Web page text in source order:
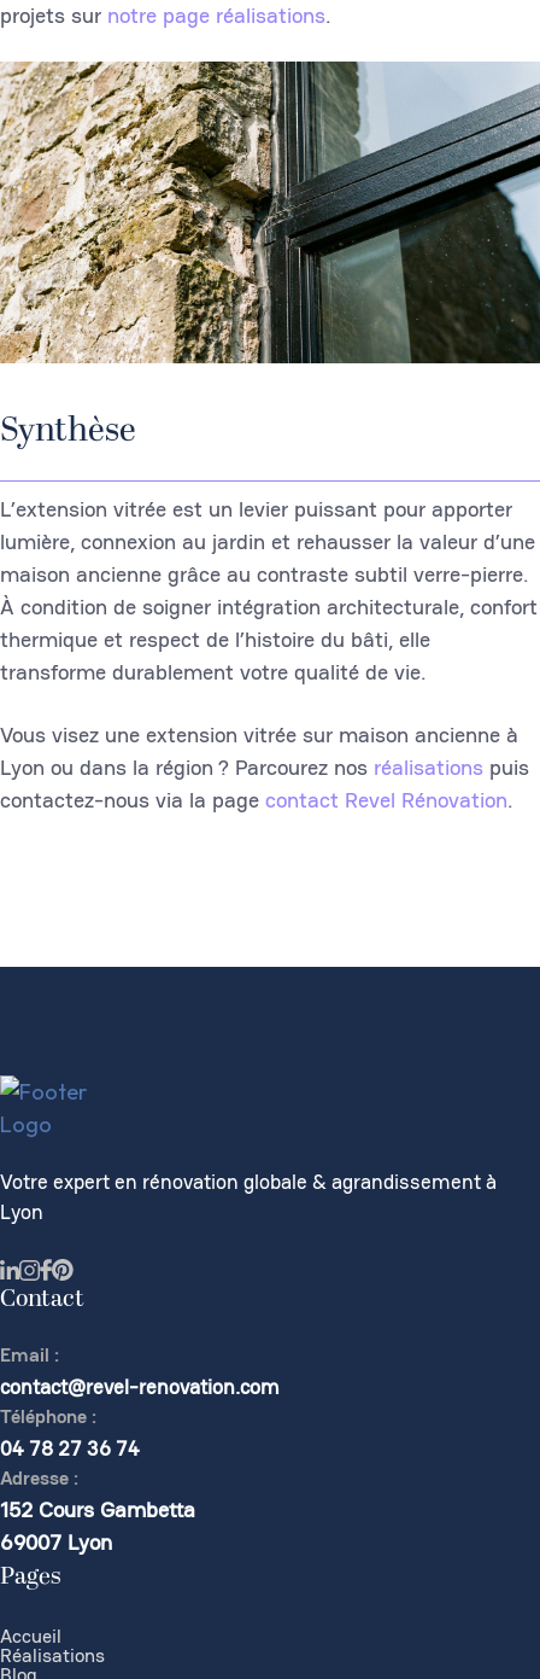
projets sur notre page réalisations.
Synthèse
L’extension vitrée est un levier puissant pour apporter
lumière, connexion au jardin et rehausser la valeur d’une
maison ancienne grâce au contraste subtil verre-pierre.
À condition de soigner intégration architecturale, confort
thermique et respect de l’histoire du bâti, elle
transforme durablement votre qualité de vie.
Vous visez une extension vitrée sur maison ancienne à
Lyon ou dans la région ? Parcourez nos réalisations puis
contactez-nous via la page contact Revel Rénovation.
Votre expert en rénovation globale & agrandissement à
Lyon
Contact
Email :
contact@revel-renovation.com
Téléphone :
04 78 27 36 74
Adresse :
152 Cours Gambetta
69007 Lyon
Pages
Accueil
Réalisations